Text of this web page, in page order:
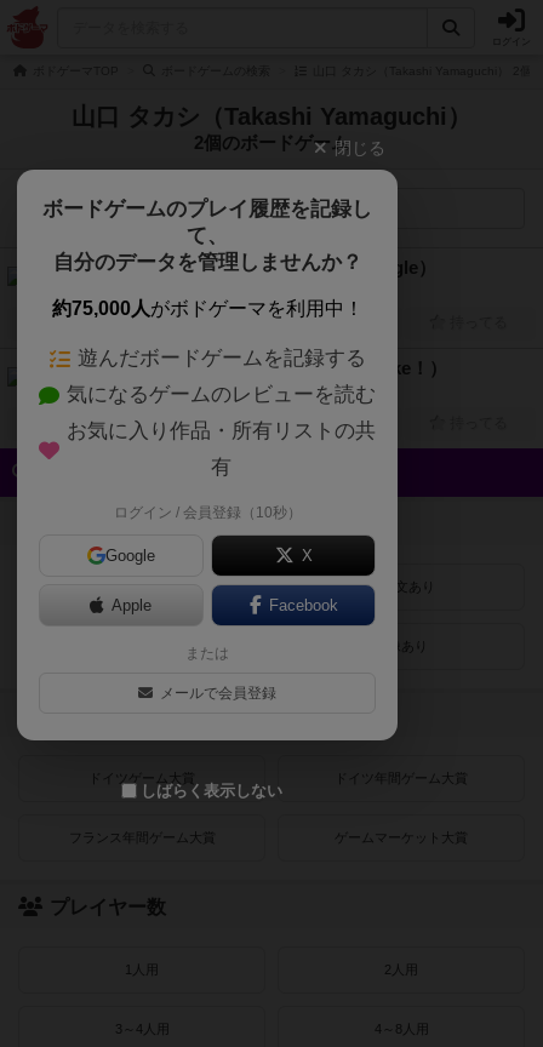
山口 タカシ（Takashi Yamaguchi）
2個のボードゲーム
検索メニュー
しりとりジャングル（Shiritori jungle）
ニセ記者みっけ！（Nisekisha mikke！）
4人～6人 15分～30分 10歳～ 2023年～
興味あり 経験あり お気に入り
登録状況
紹介文あり
画像あり
ドイツゲーム大賞 ドイツ年間ゲーム大賞
フランス年間ゲーム大賞 ゲームマーケット大賞
プレイヤー数
1人用 2人用
3～4人用 4～8人用
閉じる
ボードゲームのプレイ履歴を記録し
て、
自分のデータを管理しませんか？
約75,000人がボドゲーマを利用中！
遊んだボードゲームを記録する
気になるゲームのレビューを読む
お気に入り作品・所有リストの共
有
ログイン / 会員登録（10秒）
Google X
Apple Facebook
または
メールで会員登録
しばらく表示しない